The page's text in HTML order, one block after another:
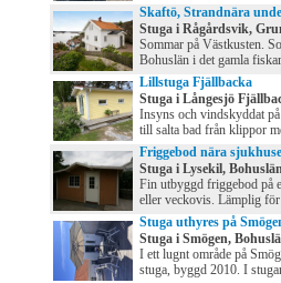
Skaftö, Strandnära
Stuga i Rågårdsvik,
Sommar på Västkusten.
Bohuslän i det gamla
Lillstuga Fjällbacka
Stuga i Långesjö
Insyns och vindskyddat
till salta bad från klippor
Friggebod nära
Stuga i Lysekil,
Fin utbyggd friggebod på
eller veckovis. Lämplig
Stuga uthyres på
Stuga i Smögen,
I ett lugnt område på
stuga, byggd 2010. I